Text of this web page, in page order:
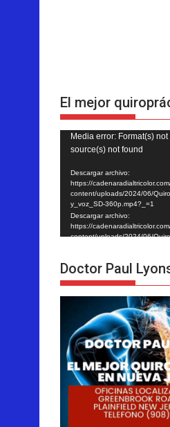
El mejor
Reproductor
de
vídeo
Media error: Format(s)
source(s) not found
Descargar archivo:
https://
content/uploads/2024/06/
y_voz_SD-360p.mp4?_=1
Descargar archivo:
https://
content/uploads/2024/06/
Doctor Paul